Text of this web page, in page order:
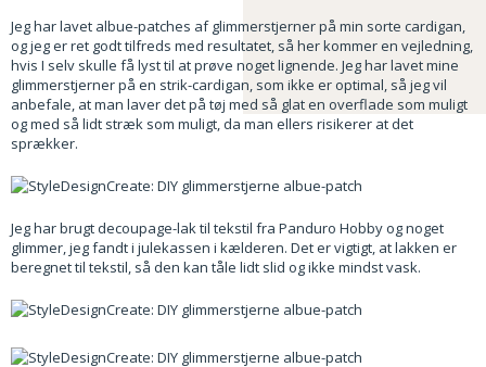
Jeg har lavet albue-patches af glimmerstjerner på min sorte cardigan,
og jeg er ret godt tilfreds med resultatet, så her kommer en vejledning,
hvis I selv skulle få lyst til at prøve noget lignende. Jeg har lavet mine
glimmerstjerner på en strik-cardigan, som ikke er optimal, så jeg vil
anbefale, at man laver det på tøj med så glat en overflade som muligt
og med så lidt stræk som muligt, da man ellers risikerer at det
sprækker.
Jeg har brugt decoupage-lak til tekstil fra Panduro Hobby og noget
glimmer, jeg fandt i julekassen i kælderen. Det er vigtigt, at lakken er
beregnet til tekstil, så den kan tåle lidt slid og ikke mindst vask.